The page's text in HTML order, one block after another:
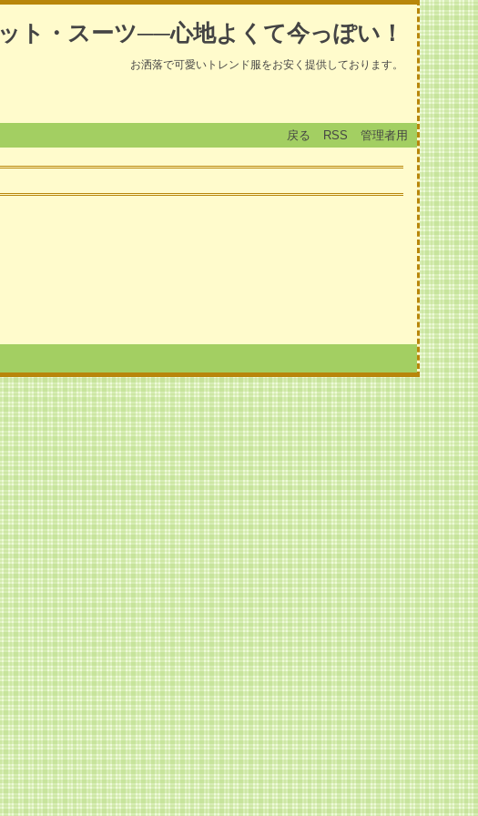
ト・スーツ──心地よくて今っぽい！
お洒落で可愛いトレンド服をお安く提供しております。
戻る RSS 管理者用